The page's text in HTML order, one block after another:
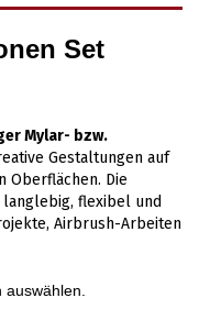
Set
Mylar- bzw.
Gestaltungen auf
Oberflächen. Die
langlebig, flexibel und
Airbrush-Arbeiten